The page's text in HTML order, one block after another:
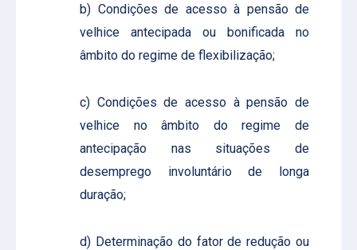
b) Condições de acesso à pensão de
velhice antecipada ou bonificada no
âmbito do regime de flexibilização;
c) Condições de acesso à pensão de
velhice no âmbito do regime de
antecipação nas situações de
desemprego involuntário de longa
duração;
d) Determinação do fator de redução ou